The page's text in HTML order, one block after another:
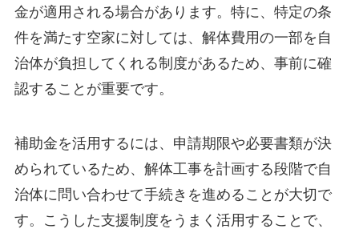
金が適用される場合があります。特に、特定の条
件を満たす空家に対しては、解体費用の一部を自
治体が負担してくれる制度があるため、事前に確
認することが重要です。
補助金を活用するには、申請期限や必要書類が決
められているため、解体工事を計画する段階で自
治体に問い合わせて手続きを進めることが大切で
す。こうした支援制度をうまく活用することで、